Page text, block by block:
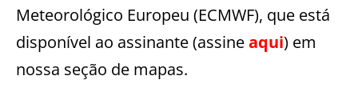
Meteorológico Europeu (ECMWF), que está
disponível ao assinante (assineaqui) em
nossa seção de mapas.